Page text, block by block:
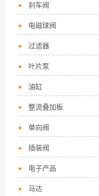
刹车阀
电磁球阀
过滤器
叶片泵
油缸
整流叠加板
单向阀
插装阀
电子产品
马达